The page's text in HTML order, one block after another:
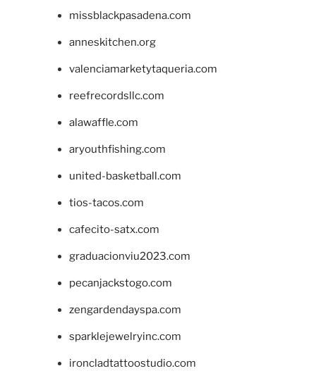
missblackpasadena.com
anneskitchen.org
valenciamarketytaqueria.com
reefrecordsllc.com
alawaffle.com
aryouthfishing.com
united-basketball.com
tios-tacos.com
cafecito-satx.com
graduacionviu2023.com
pecanjackstogo.com
zengardendayspa.com
sparklejewelryinc.com
ironcladtattoostudio.com